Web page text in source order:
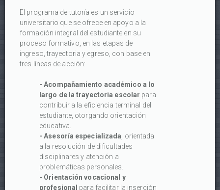
El programa de tutoría es un servicio
universitario que se ofrece en apoyo a la
formación integral del estudiante en su
proceso formativo, en las etapas de
ingreso, trayectoria y egreso, con base en
tres líneas de acción:
- Acompañamiento académico a lo
largo de la trayectoria escolar para
contribuir a la eficiencia terminal del
estudiante, otorgando orientación
educativa.
- Asesoría especializada , orientada
a la resolución de dificultades
disciplinares y atención a
problemáticas personales.
- Orientación vocacional y
profesional para facilitar la inserción